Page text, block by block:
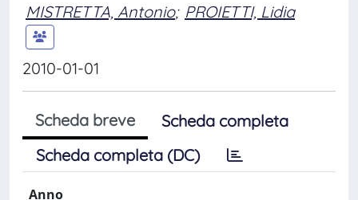
MISTRETTA, Antonio; PROIETTI, Lidia
2010-01-01
Scheda breve
Scheda completa
Scheda completa (DC)
Anno